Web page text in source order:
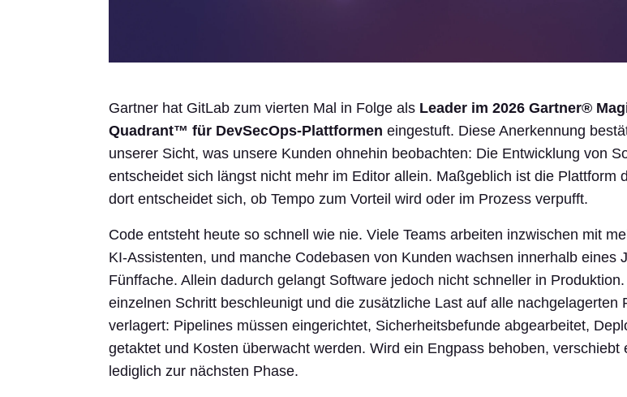
Gartner hat GitLab zum vierten Mal in Folge als Leader im 2026 Gartner®
Quadrant™ für DevSecOps-Plattformen eingestuft. Diese Anerkennung
unserer Sicht, was unsere Kunden ohnehin beobachten: Die Entwicklung von
entscheidet sich längst nicht mehr im Editor allein. Maßgeblich ist die Plattform
dort entscheidet sich, ob Tempo zum Vorteil wird oder im Prozess verpufft.
Code entsteht heute so schnell wie nie. Viele Teams arbeiten inzwischen mit
KI-Assistenten, und manche Codebasen von Kunden wachsen innerhalb eines
Fünffache. Allein dadurch gelangt Software jedoch nicht schneller in
einzelnen Schritt beschleunigt und die zusätzliche Last auf alle nachgelagerten
verlagert: Pipelines müssen eingerichtet, Sicherheitsbefunde abgearbeitet,
getaktet und Kosten überwacht werden. Wird ein Engpass behoben, verschiebt
lediglich zur nächsten Phase.